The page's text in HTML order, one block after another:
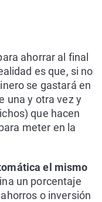
ahorrar al final
es que, si no
se gastará en
una y otra vez y
que hacen
meter en la
el mismo
un porcentaje
o inversión